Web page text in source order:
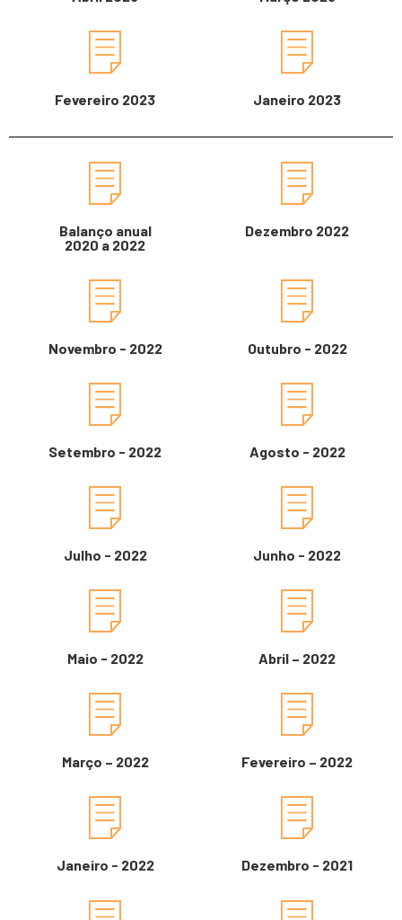
Fevereiro 2023 Janeiro 2023
Balanço anual
2020 a 2022
Dezembro 2022
Novembro - 2022 Outubro - 2022
Setembro - 2022 Agosto - 2022
Julho - 2022 Junho - 2022
Maio - 2022 Abril – 2022
Março – 2022 Fevereiro – 2022
Janeiro - 2022 Dezembro - 2021